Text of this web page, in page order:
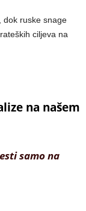
dok ruske snage
ciljeva na
na našem
samo na